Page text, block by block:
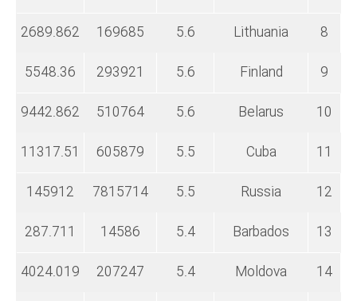
8
Lithuania
5.6
169685
2689.862
9
Finland
5.6
293921
5548.36
10
Belarus
5.6
510764
9442.862
11
Cuba
5.5
605879
11317.51
12
Russia
5.5
7815714
145912
13
Barbados
5.4
14586
287.711
14
Moldova
5.4
207247
4024.019